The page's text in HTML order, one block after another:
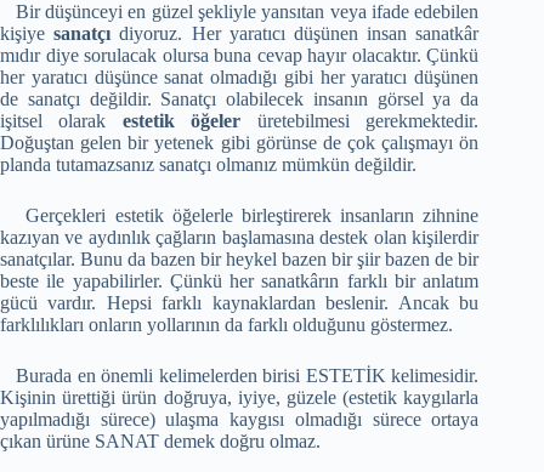
Bir düşünceyi en güzel şekliyle yansıtan veya ifade edebilen
kişiyesanatçı diyoruz. Her yaratıcı düşünen insan sanatkâr
mıdır diye sorulacak olursa buna cevap hayır olacaktır. Çünkü
her yaratıcı düşünce sanat olmadığı gibi her yaratıcı düşünen
de sanatçı değildir. Sanatçı olabilecek insanın görsel ya da
işitsel olarak estetik öğeler üretebilmesi gerekmektedir.
Doğuştan gelen bir yetenek gibi görünse de çok çalışmayı ön
planda tutamazsanız sanatçı olmanız mümkün değildir.
Gerçekleri estetik öğelerle birleştirerek insanların zihnine
kazıyan ve aydınlık çağların başlamasına destek olan kişilerdir
sanatçılar. Bunu da bazen bir heykel bazen bir şiir bazen de bir
beste ile yapabilirler. Çünkü her sanatkârın farklı bir anlatım
gücü vardır. Hepsi farklı kaynaklardan beslenir. Ancak bu
farklılıkları onların yollarının da farklı olduğunu göstermez.
Burada en önemli kelimelerden birisi ESTETİK kelimesidir.
Kişinin ürettiği ürün doğruya, iyiye, güzele (estetik kaygılarla
yapılmadığı sürece) ulaşma kaygısı olmadığı sürece ortaya
çıkan ürüne SANAT demek doğru olmaz.